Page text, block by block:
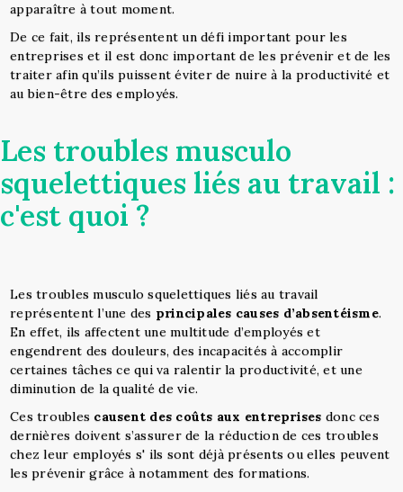
apparaître à tout moment.
De ce fait, ils représentent un défi important pour les
entreprises et il est donc important de les prévenir et de les
traiter afin qu’ils puissent éviter de nuire à la productivité et
au bien-être des employés.
Les troubles musculo
squelettiques liés au travail :
c'est quoi ?
Les troubles musculo squelettiques liés au travail
représentent l’une des principales causes d’absentéisme.
En effet, ils affectent une multitude d’employés et
engendrent des douleurs, des incapacités à accomplir
certaines tâches ce qui va ralentir la productivité, et une
diminution de la qualité de vie.
Ces troubles causent des coûts aux entreprises donc ces
dernières doivent s’assurer de la réduction de ces troubles
chez leur employés s' ils sont déjà présents ou elles peuvent
les prévenir grâce à notamment des formations.